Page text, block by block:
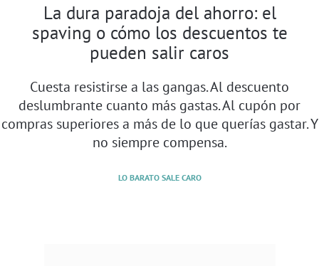
La dura paradoja del ahorro: el
spaving o cómo los descuentos te
pueden salir caros
Cuesta resistirse a las gangas. Al descuento
deslumbrante cuanto más gastas. Al cupón por
compras superiores a más de lo que querías gastar. Y
no siempre compensa.
LO BARATO SALE CARO